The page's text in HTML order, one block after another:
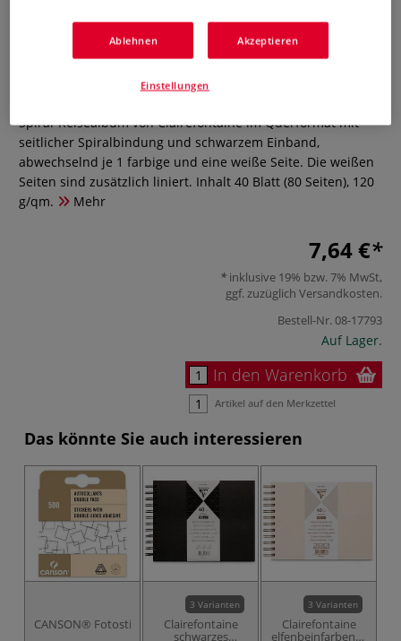
Clairefontaine AGE BAG
Reisealbum
0 Bewertungen
Spiral-Reisealbum von Clairefontaine im Querformat mit
seitlicher Spiralbindung und schwarzem Einband,
abwechselnd je 1 farbige und eine weiße Seite. Die weißen
Seiten sind zusätzlich liniert. Inhalt 40 Blatt (80 Seiten), 120
g/qm.
Mehr
7,64 €
inklusive 19% bzw. 7% MwSt,
ggf. zuzüglich Versandkosten.
Bestell-Nr.08-17793
Auf Lager.
In den Warenkorb
Artikel auf den Merkzettel
Das könnte Sie auch interessieren
CANSON® Fotosticker
3 Varianten
Clairefontaine
schwarzes
3 Varianten
Clairefontaine
elfenbeinfarbenes
Ablehnen Akzeptieren
Einstellungen